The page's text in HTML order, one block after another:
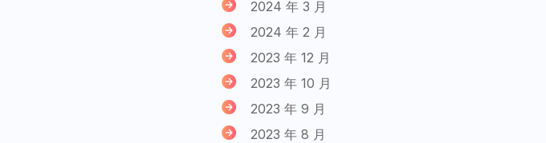
2024 年 3 月
2024 年 2 月
2023 年 12 月
2023 年 10 月
2023 年 9 月
2023 年 8 月